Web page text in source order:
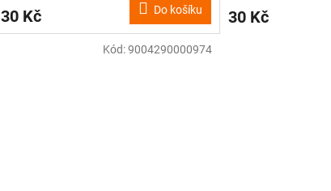
30 Kč Do košíku 30 Kč
Kód:9004290000974